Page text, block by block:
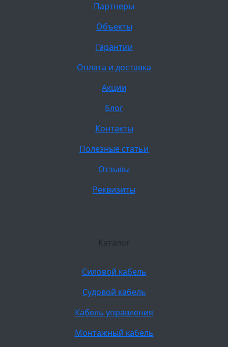
Партнеры
Объекты
Гарантии
Оплата и доставка
Акции
Блог
Контакты
Полезные статьи
Отзывы
Реквизиты
Каталог
Силовой кабель
Судовой кабель
Кабель управления
Монтажный кабель